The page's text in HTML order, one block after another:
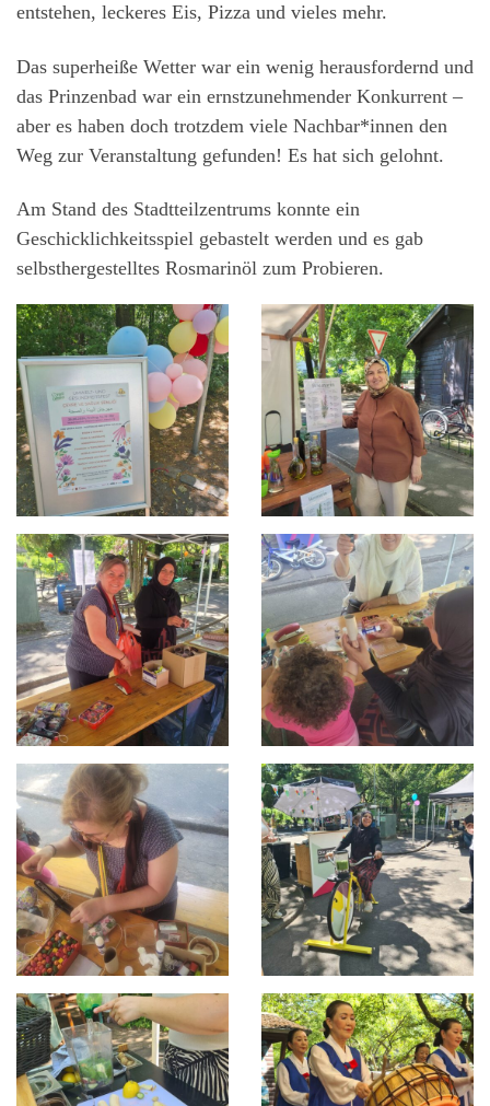
entstehen, leckeres Eis, Pizza und vieles mehr.
Das superheiße Wetter war ein wenig herausfordernd und
das Prinzenbad war ein ernstzunehmender Konkurrent –
aber es haben doch trotzdem viele Nachbar*innen den
Weg zur Veranstaltung gefunden! Es hat sich gelohnt.
Am Stand des Stadtteilzentrums konnte ein
Geschicklichkeitsspiel gebastelt werden und es gab
selbsthergestelltes Rosmarinöl zum Probieren.